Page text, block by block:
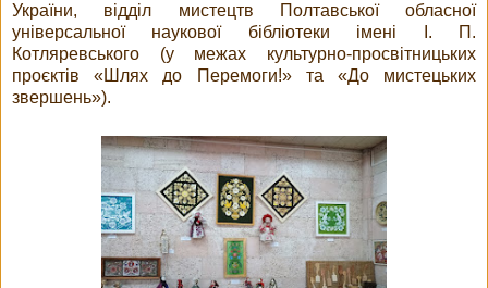
України, відділ мистецтв Полтавської обласної
універсальної наукової бібліотеки імені І. П.
Котляревського (у межах культурно-просвітницьких
проєктів «Шлях до Перемоги!» та «До мистецьких
звершень»).